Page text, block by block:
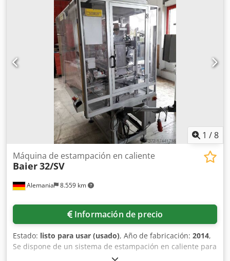
uso ancho máximo del material: 250 mm ancho máximo de
troquelado: 240 mm potencia de calefacción: 2200 W
fuerza de estampado: 100 kN
1 /8
Alemania 8.559 km
Máquina de estampación en caliente
Baier32/SV
Información de precio
Estado: listo para usar (usado), Año de fabricación: 2014,
Se dispone de un sistema de estampación en caliente para
estampar en caliente el borde plateado de los paneles de